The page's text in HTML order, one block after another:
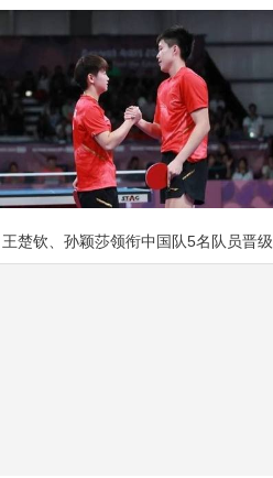
王楚钦、孙颖莎领衔中国队5名队员晋级